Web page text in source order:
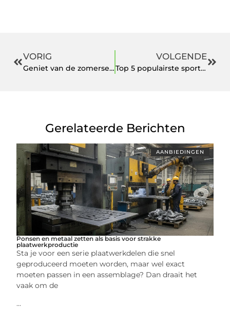
VORIG
Geniet van de zomerse smaken: De lekkerste bijgerechten voor bij je BBQ
VOLGENDE
Top 5 populairste sporten voor kinderen
Gerelateerde Berichten
AANBIEDINGEN
Ponsen en metaal zetten als basis voor strakke
plaatwerkproductie
Sta je voor een serie plaatwerkdelen die snel
geproduceerd moeten worden, maar wel exact
moeten passen in een assemblage? Dan draait het
vaak om de
...